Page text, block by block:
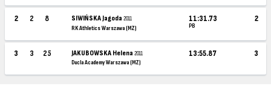
2 2 8 SIWIŃSKA Jagoda2011
RK Athletics Warszawa (MZ)
11:31.73
PB
2
3 3 25 JAKUBOWSKA Helena2011
Ducla Academy Warszawa (MZ)
13:55.87 3